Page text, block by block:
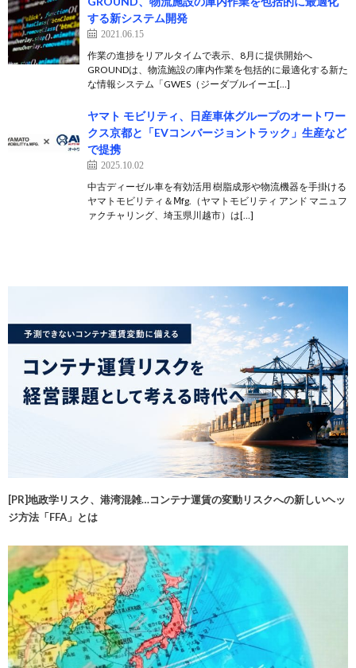
する新システム開発
2021.06.15
作業の進捗をリアルタイムで表示、8月に提供開始へ
GROUNDは、物流施設の庫内作業を包括的に最適化する新た
な情報システム「GWES（ジーダブルイーエ[…]
ヤマト モビリティ、日産車体グループのオートワー
クス京都と「EVコンバージョントラック」生産など
で提携
2025.10.02
中古ディーゼル車を有効活用 樹脂成形や物流機器を手掛ける
ヤマトモビリティ＆Ⅿfg.（ヤマトモビリティ アンド マニュフ
ァクチャリング、埼玉県川越市）は[…]
[PR]地政学リスク、港湾混雑…コンテナ運賃の変動リスクへの新しいヘッ
ジ方法「FFA」とは